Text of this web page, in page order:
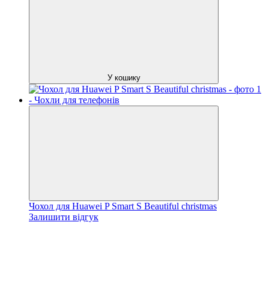
У кошику
Чохол для Huawei P Smart S Beautiful christmas
Залишити відгук